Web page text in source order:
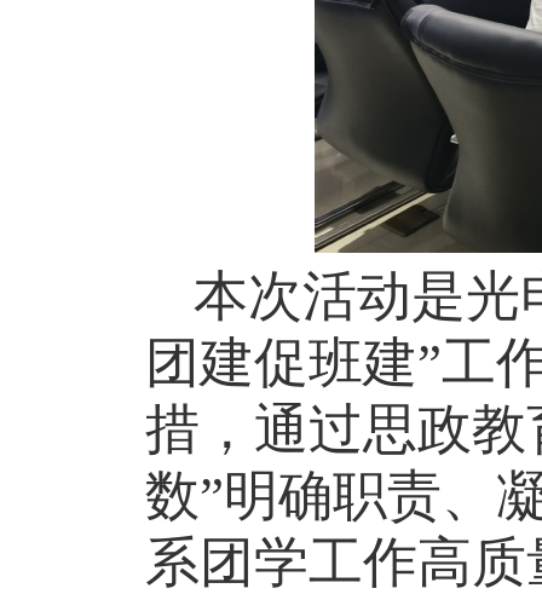
本次活动是光
团建促班建”工
措 ， 通过思政
数”明确职责、
系团学工作高